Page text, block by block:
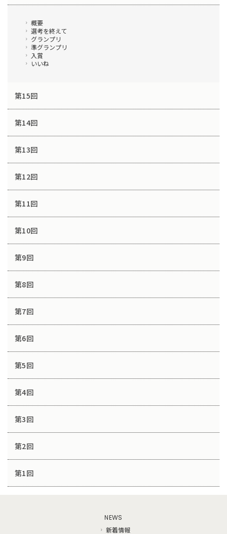
概要
選考を終えて
グランプリ
準グランプリ
入賞
いいね
第15回
第14回
第13回
第12回
第11回
第10回
第9回
第8回
第7回
第6回
第5回
第4回
第3回
第2回
第1回
NEWS
新着情報